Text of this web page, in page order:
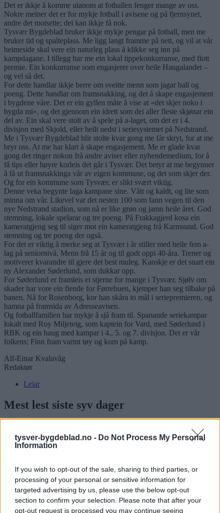
tysver-bygdeblad.no - Do Not Process My Personal
Information
If you wish to opt-out of the sale, sharing to third parties, or
processing of your personal or sensitive information for
targeted advertising by us, please use the below opt-out
section to confirm your selection. Please note that after your
opt-out request is processed you may continue seeing
Det er ikkje å komme utanom at fotballen fenger mange av oss.
Nokre meiner det er for mykje fotball i avisene og på fjernsynet,
andre det motsette; dei kan ikkje få nok.
Tysvær Bygdeblad bruker ikkje mykje pengar på fotball, men me
bruker tid og spalteplass. Me ligg langt framme på nett, og vil at vår
heimeside skal vere ein naturleg plass å klikke seg inn på
kampdagane. I tillegg har me ein lokal tippekonkurranse, med flott
premie. Ein konkurranse som engasjerer over heile Haugalandet –
og vel så det.
For dette handlar ikkje berre om sveitte menn som jagar ball og
poeng. Dette handlar om framsnakking, og det å skape engasjement
i bygdene våre. Det er ein gyllen måte å vise at «det skjer noko i
bygda mi», og det gjennom ein idrett som dei aller fleste skjønar ein
del av. Ein skal vere stolt av å spele på a-laget, om det er i 4.
divisjon med Skjold, eller heilt nedst i seriesystemet på Nedstrand.
Me i Tysvær Bygdeblad blir stolte kvar gong me får skryt, for at me
bryr oss. At me har klart å skape engasjement. Me er glade kvar
gong det ringer nokon frå andre aviser eller nyhendemedium, for å
få tips eller høyre korleis det går i Tysvær. Det betyr at me begynner
å få ut framsnakkinga vår av eigen kommune, og det som skjer der.
Og for ein kommune som Tysvær, er slikt svært viktig.
Denne veka begynte laga kampane sine. Vått og kaldt, og lite som
minna om vår. Likevel var det nesten 100 som fann vegen til den
nye Nedstrand stadion, som nå er like grøn og jamn heile året. God
stemning, lokale spelarar og tre poeng. På Frakkagjerd kosa ein
kameratgjeng seg til siger mot ein kameratgjeng frå Karmsund. God
stemning og tre poeng der også.
For det er viktig å merke seg at Tysvær i år stiller med heile fem a-
lag på seniornivå. Menn frå 15 år og til godt oppi 40-åra. Trener og
motiverer kvarandre til gjere det best muleg. Kanskje er det snart ein
ny Alexander Søderlund, som dukkar opp.
For Søderlund er framleis ei stjerne for mange i Tysvær. Sjølv om
skader har vore ein fiende for Førrebuen, kjemper han seg tilbake på
banen. Nå for Rosenborg, kor han skåra to mål i seriepremieren, og
hamna på framsida av Adresseavisen.
Og fotballfamilien har mykje å sjå fram til. Spanande seriekampar
lokalt med Roy Miljeteig, som kaptein for Vard, med Søderlund i
RBK og ein haug med kampar i 4., 5. og 7. divisjon. Det er vår
folkens; Finn fram varmt tøy og kom på kamp.
Alf-Einar Kvalavåg
Redaktør
Leiar
Mest lest siste syv dager